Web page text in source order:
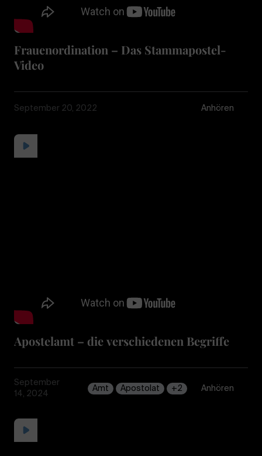
Frauenordination – Das Stammapostel-
Video
September 20, 2022 Anhören
Apostelamt – die verschiedenen Begriffe
September
14, 2024
Amt Apostolat +2 Anhören